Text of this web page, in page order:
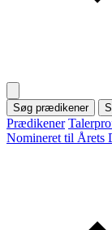
Søg prædikener
Prædikener
Nomineret til Årets